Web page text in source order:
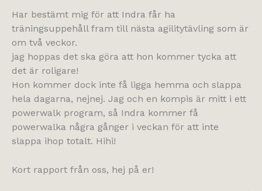
Har bestämt mig för att Indra får ha
träningsuppehåll fram till nästa agilitytävling som är
om två veckor.
jag hoppas det ska göra att hon kommer tycka att
det är roligare!
Hon kommer dock inte få ligga hemma och slappa
hela dagarna, nejnej. Jag och en kompis är mitt i ett
powerwalk program, så Indra kommer få
powerwalka några gånger i veckan för att inte
slappa ihop totalt. Hihi!
Kort rapport från oss, hej på er!